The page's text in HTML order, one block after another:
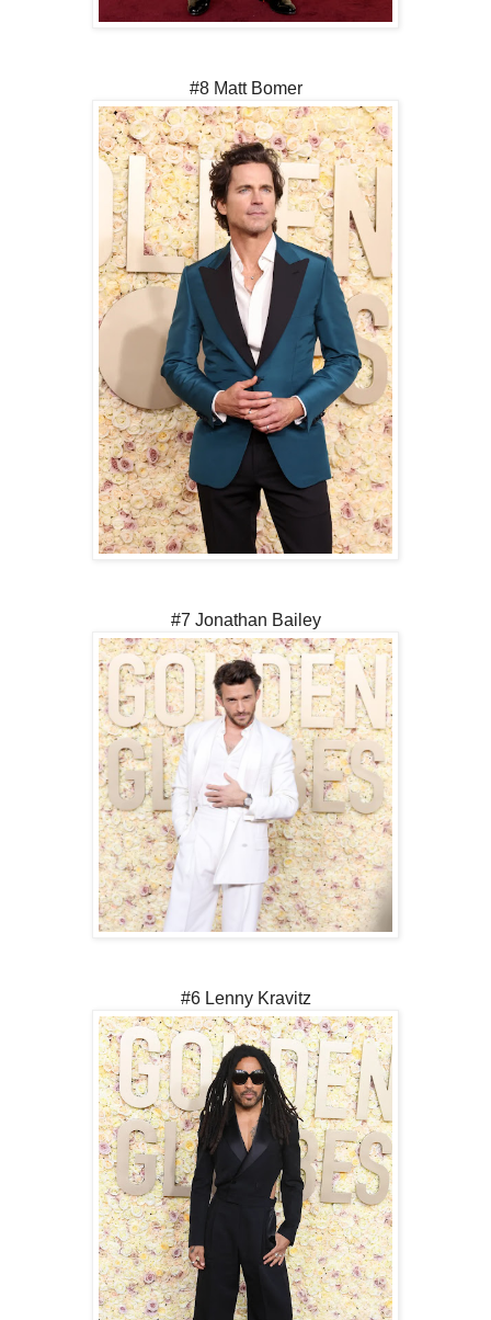
#8 Matt Bomer
#7 Jonathan Bailey
#6 Lenny Kravitz